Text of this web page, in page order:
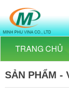
minhphuvina.com
minhphuvina.com
0902 570 767
https://TRANG CHỦ
SẢN PHẨM -